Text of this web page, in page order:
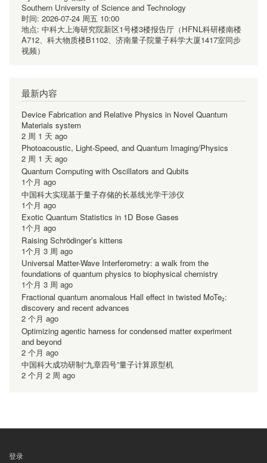
Southern University of Science and Technology
时间: 2026-07-24 周五 10:00
地点: 中科大上海研究院新区1号楼3楼报告厅（HFNL科研楼南楼
A712、科大物质楼B1102、济南量子院量子科学大厦1417室同步
视频）
最新内容
Device Fabrication and Relative Physics in Novel Quantum
Materials system
2 周 1 天 ago
Photoacoustic, Light-Speed, and Quantum Imaging/Physics
2 周 1 天 ago
Quantum Computing with Oscillators and Qubits
1个月 ago
中国科大实现基于量子存储的长基线光学干涉仪
1个月 ago
Exotic Quantum Statistics in 1D Bose Gases
1个月 ago
Raising Schrödinger’s kittens
1个月 3 周 ago
Universal Matter-Wave Interferometry: a walk from the
foundations of quantum physics to biophysical chemistry
1个月 3 周 ago
Fractional quantum anomalous Hall effect in twisted MoTe₂:
discovery and recent advances
2 个月 ago
Optimizing agentic harness for condensed matter experiment
and beyond
2 个月 ago
中国科大成功研制“九章四号”量子计算原型机
2 个月 2 周 ago
登录